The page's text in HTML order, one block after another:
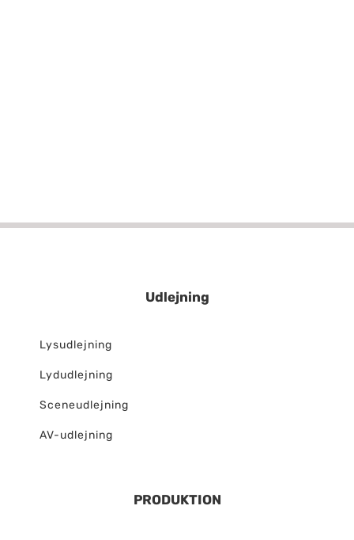
Udlejning
Lysudlejning
Lydudlejning
Sceneudlejning
AV-udlejning
PRODUKTION